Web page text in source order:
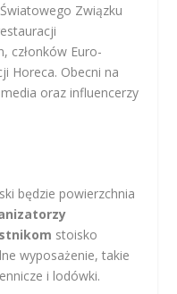
Związku
członków Euro-
Horeca. Obecni na
oraz influencerzy
będzie powierzchnia
stoisko
wyposażenie, takie
i lodówki.